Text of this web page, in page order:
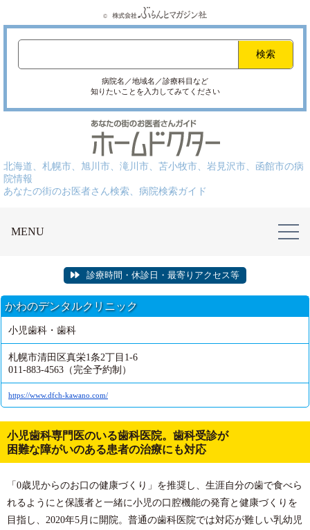
病院名／地域名／診療科目など
知りたいことを入力してみてください
北海道、札幌市、旭川市、滝川市、苫小牧市、岩見沢市、函館市の病
院情報
あなたの街のお医者さん検索、病院検索ガイド
MENU
診療時間・休診日・最寄りアクセス等
かわのデンタルクリニック
小児歯科・歯科
札幌市清田区真栄1条2丁目1-6
011-883-4563（完全予約制）
https://www.dfch-kawano.com/
小児歯科専門医のいる歯科医院。歯科受診が
困難な障がいのある患者の治療にも対応
「0歳児からのお口の健康づくり」を推奨し、生涯自分の歯で食べら
れるようにと保護者と一緒に小児の口腔機能の発育と健康づくりを
目指し、2020年5月に開院。普通の歯科医院では対応が難しい乳幼児